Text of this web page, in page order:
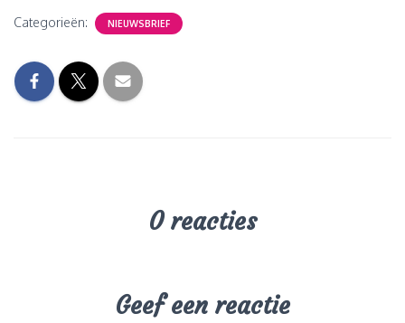
Categorieën: NIEUWSBRIEF
0 reacties
Geef een reactie